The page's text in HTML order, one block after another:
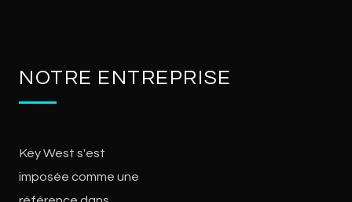
NOTRE ENTREPRISE
Key West s'est
imposée comme une